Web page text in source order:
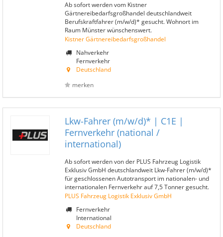
Ab sofort werden vom Kistner
Gärtnereibedarfsgroßhandel deutschlandweit
Berufskraftfahrer (m/w/d)* gesucht. Wohnort im
Raum Münster wünschenswert.
Kistner Gärtnereibedarfsgroßhandel
Nahverkehr
Fernverkehr
Deutschland
merken
Lkw-Fahrer (m/w/d)* | C1E |
Fernverkehr (national /
international)
Ab sofort werden von der PLUS Fahrzeug Logistik
Exklusiv GmbH deutschlandweit Lkw-Fahrer (m/w/d)*
für geschlossenen Autotransport im nationalen- und
internationalen Fernverkehr auf 7,5 Tonner gesucht.
PLUS Fahrzeug Logistik Exklusiv GmbH
Fernverkehr
International
Deutschland